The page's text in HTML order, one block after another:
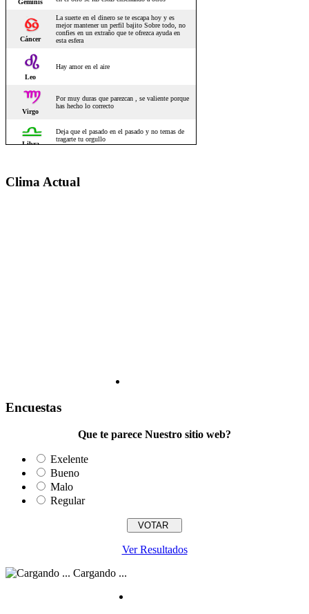
Clima Actual
Encuestas
Que te parece Nuestro sitio web?
Exelente
Bueno
Malo
Regular
Ver Resultados
Cargando ...